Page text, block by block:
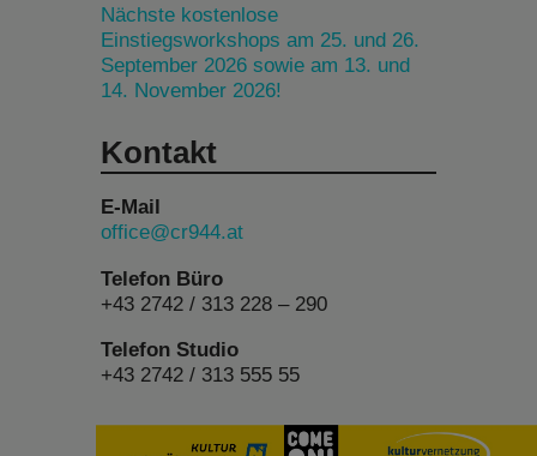
Nächste kostenlose
Einstiegsworkshops am 25. und 26.
September 2026 sowie am 13. und
14. November 2026!
Kontakt
E-Mail
office@cr944.at
Telefon Büro
+43 2742 / 313 228 – 290
Telefon Studio
+43 2742 / 313 555 55